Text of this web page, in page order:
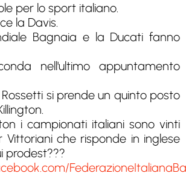
per lo sport italiano.
la Davis.
Bagnaia e la Ducati fanno
nell'ultimo appuntamento
si prende un quinto posto
i campionati italiani sono vinti
Vittoriani che risponde in inglese
prodest???